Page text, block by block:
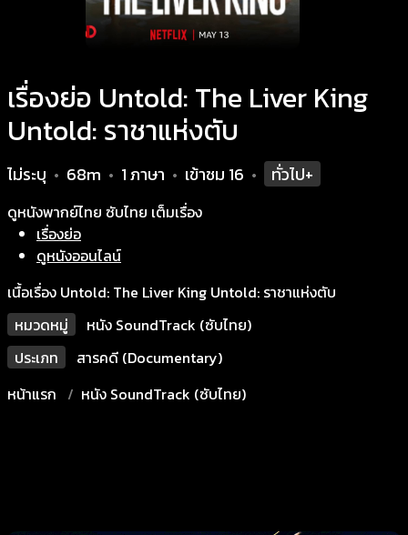
เรื่องย่อ Untold: The Liver King
Untold: ราชาแห่งตับ
ไม่ระบุ • 68m • 1 ภาษา • เข้าชม 16 • ทั่วไป+
ดูหนังพากย์ไทย ซับไทย เต็มเรื่อง
เรื่องย่อ
ดูหนังออนไลน์
เนื้อเรื่อง Untold: The Liver King Untold: ราชาแห่งตับ
หมวดหมู่
หนัง SoundTrack (ซับไทย)
ประเภท
สารคดี (Documentary)
หน้าแรก
หนัง SoundTrack (ซับไทย)